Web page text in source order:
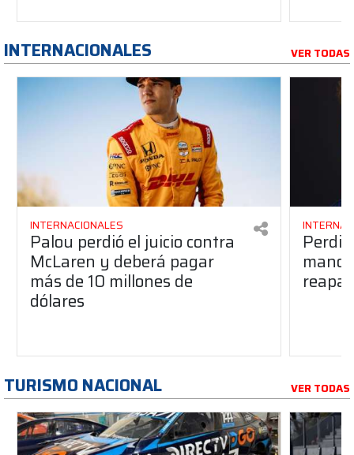
INTERNACIONALES VER TODAS
INTERNACIONALES
Palou perdió el juicio contra
McLaren y deberá pagar
más de 10 millones de
dólares
TURISMO NACIONAL VER TODAS